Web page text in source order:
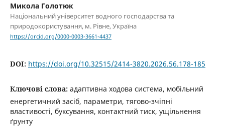
Микола Голотюк
Національний університет водного господарства та
природокористування, м. Рівне, Україна
https://orcid.org/0000-0003-3661-4437
DOI: https://doi.org/10.32515/2414-3820.2026.56.178-185
Ключові слова: адаптивна ходова система, мобільний
енергетичний засіб, параметри, тягово-зчіпні
властивості, буксування, контактний тиск, ущільнення
ґрунту